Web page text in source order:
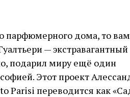
парфюмерного дома, то вам
— экстравагантный
подарил миру ещё один
Этот проект
Parisi переводится как